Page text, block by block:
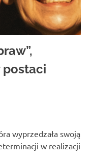
postaci
wyprzedzała swoją
w realizacji